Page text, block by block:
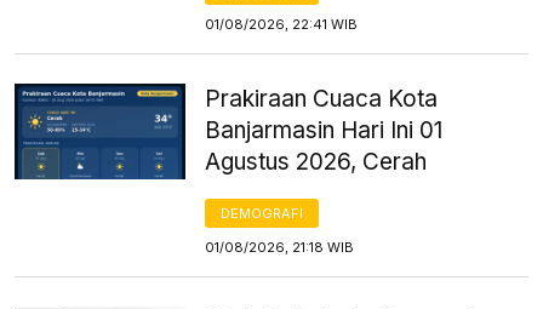
01/08/2026, 22:41 WIB
Prakiraan Cuaca Kota
Banjarmasin Hari Ini 01
Agustus 2026, Cerah
DEMOGRAFI
01/08/2026, 21:18 WIB